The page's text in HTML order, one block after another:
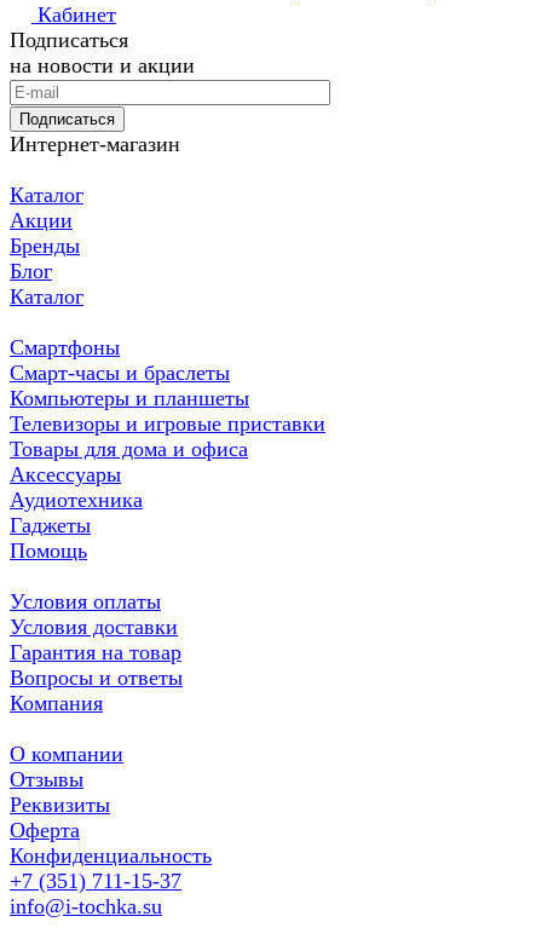
Кабинет
Подписаться
на новости и акции
Подписаться
Интернет-магазин
Каталог
Акции
Бренды
Блог
Каталог
Смартфоны
Смарт-часы и браслеты
Компьютеры и планшеты
Телевизоры и игровые приставки
Товары для дома и офиса
Аксессуары
Аудиотехника
Гаджеты
Помощь
Условия оплаты
Условия доставки
Гарантия на товар
Вопросы и ответы
Компания
О компании
Отзывы
Реквизиты
Оферта
Конфиденциальность
+7 (351) 711-15-37
info@i-tochka.su